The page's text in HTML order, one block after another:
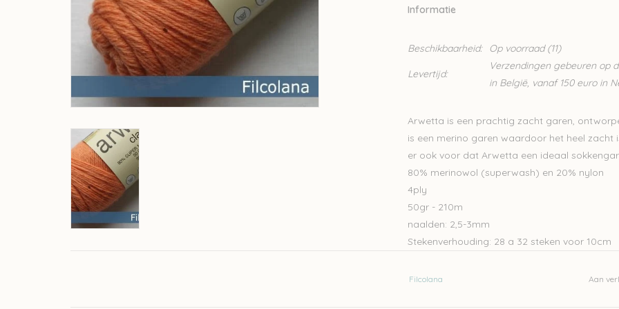
Informatie
Beschikbaarheid: Op voorraad(11)
Levertijd:
Verzendingen gebeuren op
in België, vanaf 150 euro in
Arwetta is een prachtig zacht garen,
is een merino garen waardoor het heel zacht
er ook voor dat Arwetta een ideaal
80% merinowol (superwash) en 20% nylon
4ply
50gr - 210m
naalden: 2,5-3mm
Stekenverhouding: 28 a 32 steken voor 10cm
Filcolana Aan